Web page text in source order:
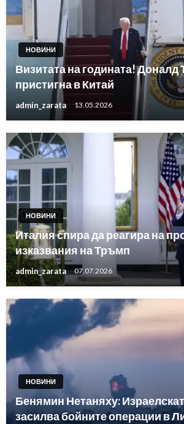
НОВИНИ
Визитата на годината! Доналд
пристигна в Китай
admin_zarata 13.05.2026
НОВИНИ
Италия спира да реагира на
изказвания на Тръмп
admin_zarata 07.07.2026
НОВИНИ
Бенямин Нетаняху:
засилва бойните операции в